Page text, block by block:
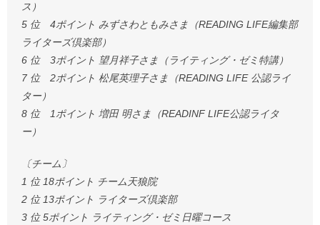
ス）
5 位 4ポイント みずさわともみさま（READING LIFE編集部
ライターズ倶楽部）
6 位 3ポイント 望月祥子さま（ライティング・ゼミ特講）
7 位 2ポイント 松尾英理子さま（READING LIFE 公認ライ
ター）
8 位 1ポイント 増田 明さま（READINF LIFE公認ライタ
ー）
〔チーム〕
1 位 18ポイント チーム天狼院
2 位 13ポイント ライターズ倶楽部
3 位 5ポイント ライティング・ゼミ日曜コース